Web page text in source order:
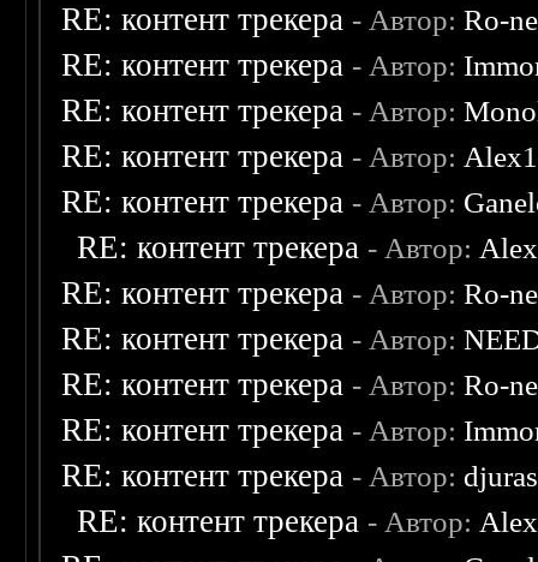
RE: контент трекера - Автор:Ro-
RE: контент трекера - Автор:
RE: контент трекера - Автор:
RE: контент трекера - Автор:
RE: контент трекера - Автор:
RE: контент трекера - Автор:
RE: контент трекера - Автор:Ro-
RE: контент трекера - Автор:
RE: контент трекера - Автор:Ro-
RE: контент трекера - Автор:
RE: контент трекера - Автор:
RE: контент трекера - Автор: